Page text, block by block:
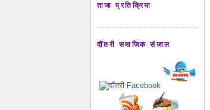
ताजा प्रतिक्रिया
दौंतरी समाजिक संजाल